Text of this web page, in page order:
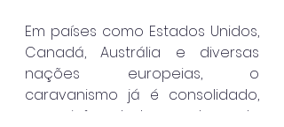
Em países como Estados Unidos,
Canadá, Austrália e diversas
nações europeias, o
caravanismo já é consolidado,
com infraestrutura adequada